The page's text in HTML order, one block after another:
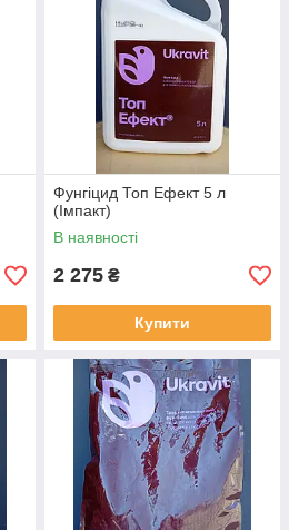
Фунгіцид Топ Ефект 5 л
(Імпакт)
В наявності
2 275 ₴
Купити